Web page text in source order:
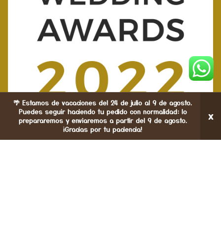
🌴 Estamos de vacaciones del 24 de julio al 9 de agosto.
Puedes seguir haciendo tu pedido con normalidad: lo
prepararemos y enviaremos a partir del 9 de agosto.
¡Gracias por tu paciencia!
×